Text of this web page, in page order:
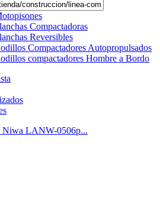
Compactadoras
Reversibles
Compactadores Autopropulsados
compactadores Hombre a Bordo
Niwa LANW-0506p...